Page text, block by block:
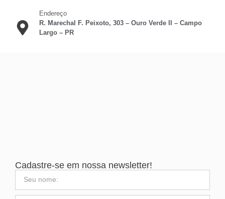
Endereço
R. Marechal F. Peixoto, 303 – Ouro Verde II – Campo
Largo – PR
Cadastre-se em nossa newsletter!